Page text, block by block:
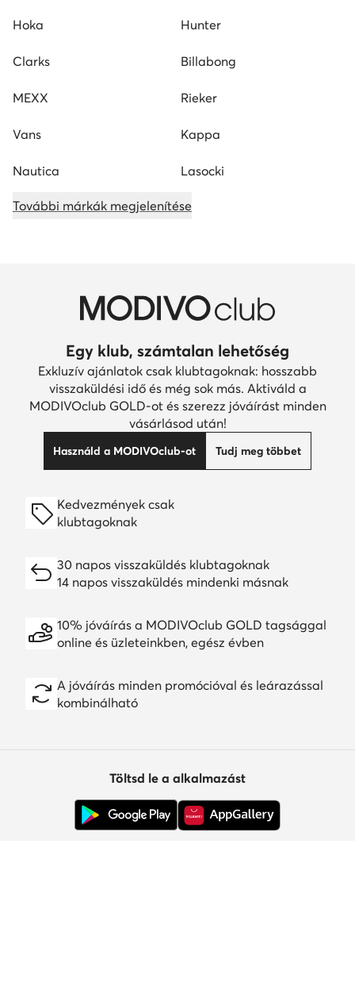
Hoka Hunter
Clarks Billabong
MEXX Rieker
Vans Kappa
Nautica Lasocki
További márkák megjelenítése
Egy klub, számtalan lehetőség
Exkluzív ajánlatok csak klubtagoknak: hosszabb
visszaküldési idő és még sok más. Aktiváld a
MODIVOclub GOLD-ot és szerezz jóváírást minden
vásárlásod után!
Használd a MODIVOclub-ot Tudj meg többet
Kedvezmények csak
klubtagoknak
30 napos visszaküldés klubtagoknak
14 napos visszaküldés mindenki másnak
10% jóváírás a MODIVOclub GOLD tagsággal
online és üzleteinkben, egész évben
A jóváírás minden promócióval és leárazással
kombinálható
Töltsd le a alkalmazást